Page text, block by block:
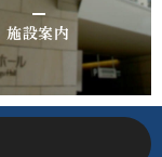
施設案内